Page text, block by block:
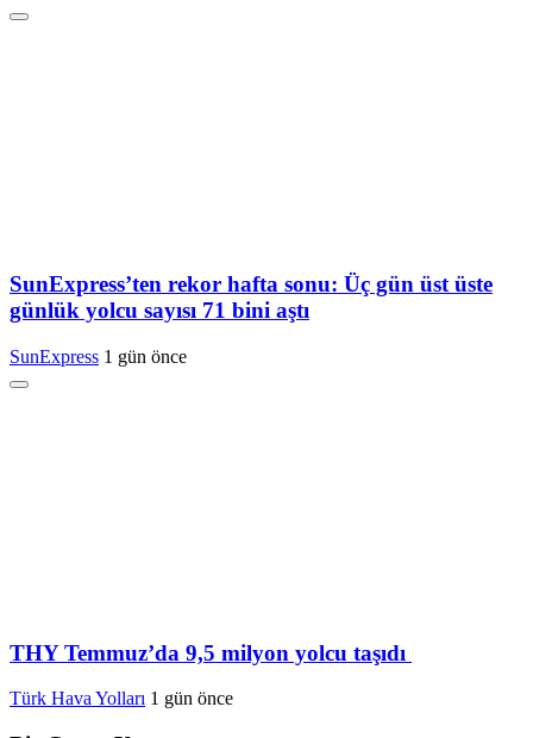
SunExpress’ten rekor hafta sonu: Üç gün üst üste
günlük yolcu sayısı 71 bini aştı
SunExpress 1 gün önce
THY Temmuz’da 9,5 milyon yolcu taşıdı
Türk Hava Yolları 1 gün önce